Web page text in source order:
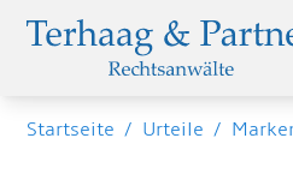
Startseite / Urteile /